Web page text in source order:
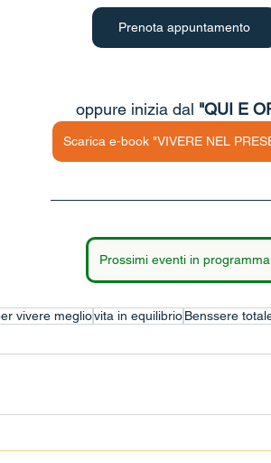
Prenota appuntamento
oppure inizia dal "QUI E
Scarica e-book "VIVERE NEL
Prossimi eventi in programma
vivere megliovita in equilibrioBenssere